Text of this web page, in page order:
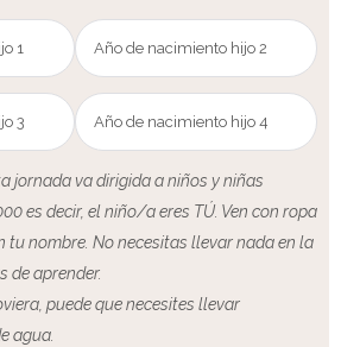
jornada va dirigida a niños y niñas
es decir, el niño/a eres TÚ. Ven con ropa
tu nombre. No necesitas llevar nada en la
de aprender.
puede que necesites llevar
agua.